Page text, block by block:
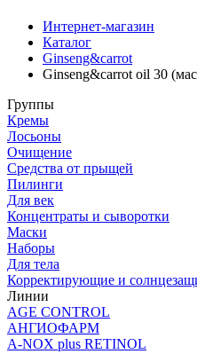
Интернет-магазин
Каталог
Ginseng&carrot
Ginseng&carrot oil 30
Группы
Кремы
Лосьоны
Очищение
Средства от прыщей
Пилинги
Для век
Концентраты и сыворотки
Маски
Наборы
Для тела
Корректирующие и
Линии
AGE CONTROL
АНГИОФАРМ
A-NOX plus RETINOL